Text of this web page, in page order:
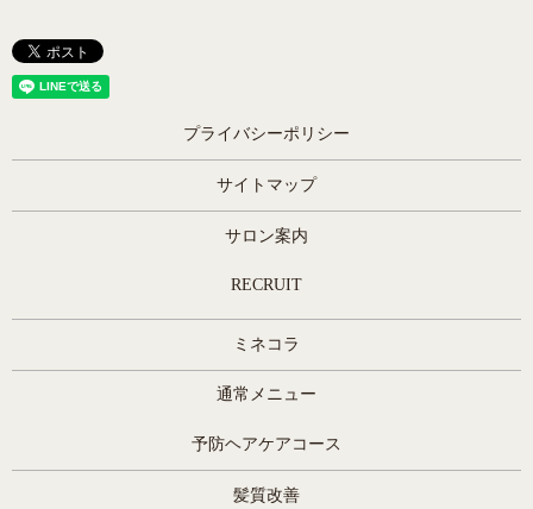
プライバシーポリシー
サイトマップ
サロン案内
RECRUIT
ミネコラ
通常メニュー
予防ヘアケアコース
髪質改善